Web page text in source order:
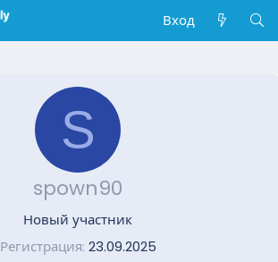
Вход
S
spown90
Новый участник
Регистрация 23.09.2025